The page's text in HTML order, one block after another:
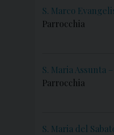
S. Marco
Parrocchia
S. Maria Assunta
Parrocchia
S. Maria del